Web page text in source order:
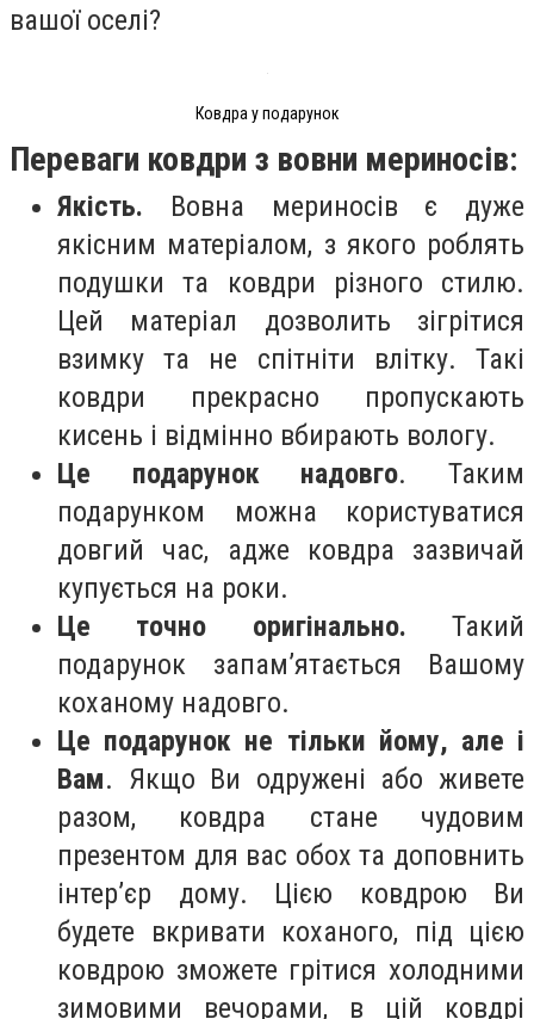
вашої оселі?
Ковдра у подарунок
Переваги ковдри з вовни мериносів:
Якість. Вовна мериносів є дуже
якісним матеріалом, з якого роблять
подушки та ковдри різного стилю.
Цей матеріал дозволить зігрітися
взимку та не спітніти влітку. Такі
ковдри прекрасно пропускають
кисень і відмінно вбирають вологу.
Це подарунок надовго. Таким
подарунком можна користуватися
довгий час, адже ковдра зазвичай
купується на роки.
Це точно оригінально. Такий
подарунок запам’ятається Вашому
коханому надовго.
Це подарунок не тільки йому, але і
Вам. Якщо Ви одружені або живете
разом, ковдра стане чудовим
презентом для вас обох та доповнить
інтер’єр дому. Цією ковдрою Ви
будете вкривати коханого, під цією
ковдрою зможете грітися холодними
зимовими вечорами, в цій ковдрі